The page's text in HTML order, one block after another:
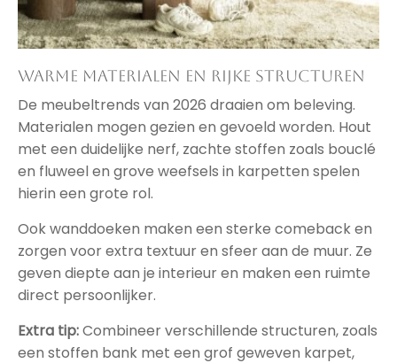
Warme materialen en rijke structuren
De meubeltrends van 2026 draaien om beleving.
Materialen mogen gezien en gevoeld worden. Hout
met een duidelijke nerf, zachte stoffen zoals bouclé
en fluweel en grove weefsels in karpetten spelen
hierin een grote rol.
Ook wanddoeken maken een sterke comeback en
zorgen voor extra textuur en sfeer aan de muur. Ze
geven diepte aan je interieur en maken een ruimte
direct persoonlijker.
Extra tip:Combineer verschillende structuren, zoals
een stoffen bank met een grof geweven karpet,